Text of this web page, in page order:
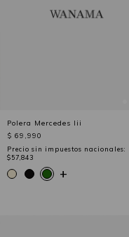
Polera Mercedes Iii
$ 69,990
Precio sin impuestos nacionales:
$57,843
+